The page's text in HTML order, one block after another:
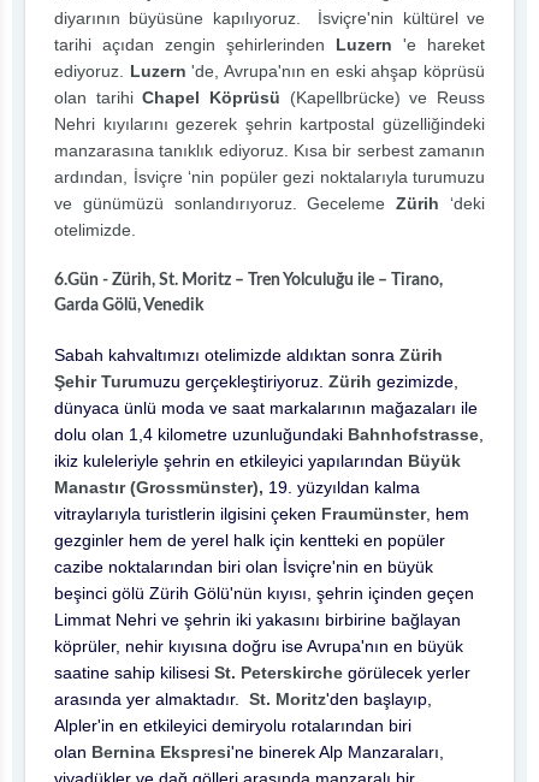
diyarının büyüsüne kapılıyoruz. İsviçre'nin kültürel ve
tarihi açıdan zengin şehirlerinden Luzern 'e hareket
ediyoruz. Luzern 'de, Avrupa'nın en eski ahşap köprüsü
olan tarihiChapel Köprüsü (Kapellbrücke) ve Reuss
Nehri kıyılarını gezerek şehrin kartpostal güzelliğindeki
manzarasına tanıklık ediyoruz. Kısa bir serbest zamanın
ardından, İsviçre ‘nin popüler gezi noktalarıyla turumuzu
ve günümüzü sonlandırıyoruz. GecelemeZürih ‘deki
otelimizde.
6.Gün - Zürih, St. Moritz – Tren Yolculuğu ile – Tirano,
Garda Gölü, Venedik
Sabah kahvaltımızı otelimizde aldıktan sonra Zürih
Şehir Turumuzu gerçekleştiriyoruz. Zürih gezimizde,
dünyaca ünlü moda ve saat markalarının mağazaları ile
dolu olan 1,4 kilometre uzunluğundaki Bahnhofstrasse
ikiz kuleleriyle şehrin en etkileyici yapılarından Büyük
Manastır (Grossmünster), 19. yüzyıldan kalma
vitraylarıyla turistlerin ilgisini çeken Fraumünster, hem
gezginler hem de yerel halk için kentteki en popüler
cazibe noktalarından biri olan İsviçre'nin en büyük
beşinci gölü Zürih Gölü'nün kıyısı, şehrin içinden geçen
Limmat Nehri ve şehrin iki yakasını birbirine bağlayan
köprüler, nehir kıyısına doğru ise Avrupa'nın en büyük
saatine sahip kilisesi St. Peterskirche görülecek yerler
arasında yer almaktadır. St. Moritz'den başlayıp,
Alpler'in en etkileyici demiryolu rotalarından biri
olan Bernina Ekspresi'ne binerek Alp Manzaraları,